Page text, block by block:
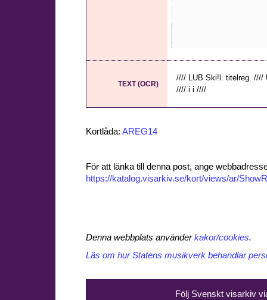
TEXT (OCR)
//// LUB Ski!l. titelreg. ////
//// i i ////
Kortlåda: AREG14
För att länka till denna post, ange
https://katalog.visarkiv.se/kort/views/ar/
Denna webbplats använderkakor/cookies.
Läs om hur Statens musikverk behandlar
Följ Svenskt visarkiv